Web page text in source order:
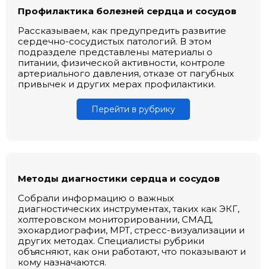
Профилактика болезней сердца и сосудов
Рассказываем, как предупредить развитие
сердечно-сосудистых патологий. В этом
подразделе представлены материалы о
питании, физической активности, контроле
артериального давления, отказе от пагубных
привычек и других мерах профилактики.
Перейти в рубрику
Методы диагностики сердца и сосудов
Собрали информацию о важных
диагностических инструментах, таких как ЭКГ,
холтеровском мониторировании, СМАД,
эхокардиографии, МРТ, стресс-визуализации и
других методах. Специалисты рубрики
объясняют, как они работают, что показывают и
кому назначаются.